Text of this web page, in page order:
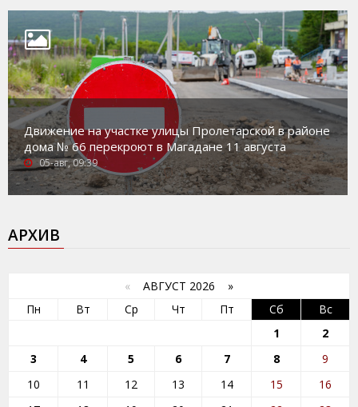
Движение на участке улицы Пролетарской в районе
дома № 66 перекроют в Магадане 11 августа
05-авг, 09:39
АРХИВ
« АВГУСТ 2026 »
Пн
Вт Ср Чт Пт Сб
Вс
1
2
3
4 5 6 7 8
9
10
11 12 13 14 15
16